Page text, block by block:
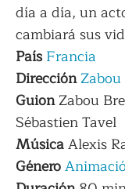
día a día, un
cambiará sus
País Francia
Dirección
GuionZabou
Sébastien Tavel
MúsicaAlexis
Género